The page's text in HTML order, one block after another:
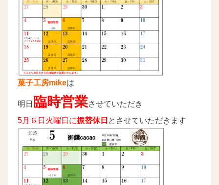
菓子工房mikeは
明日 臨時営業させていただき
5月６日火曜日に振替休日 とさせていただきます